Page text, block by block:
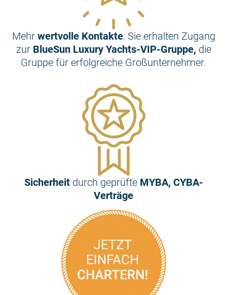
Mehr wertvolle Kontakte: Sie erhalten Zugang
zur BlueSun Luxury Yachts-VIP-Gruppe, die
Gruppe für erfolgreiche Großunternehmer.
Sicherheit durch geprüfte MYBA, CYBA-
Verträge